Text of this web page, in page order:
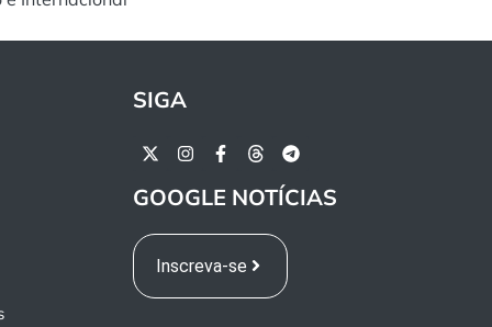
SIGA
GOOGLE NOTÍCIAS
Inscreva-se